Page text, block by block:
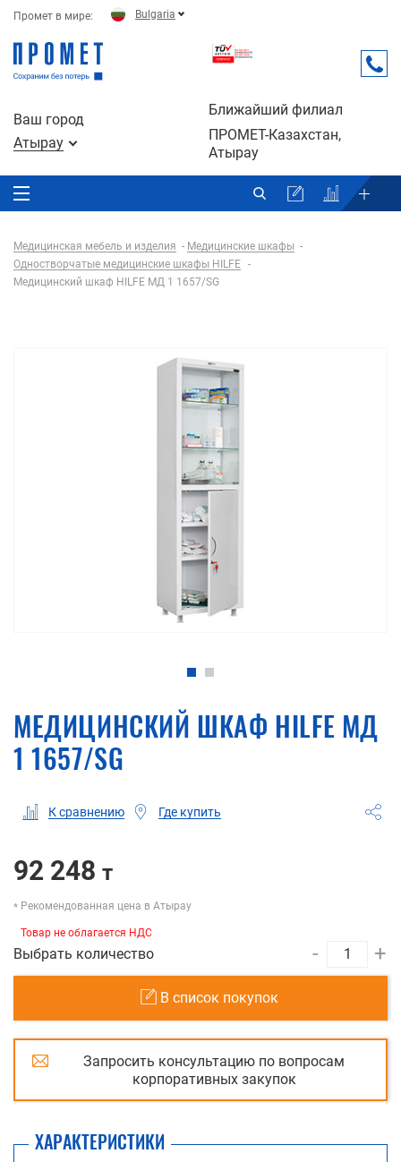
Промет в мире: Bulgaria
Ваш город
Атырау
Ближайший филиал
ПРОМЕТ-Казахстан,
Атырау
Медицинская мебель и изделия
Медицинские шкафы
Одностворчатые медицинские шкафы HILFE
Медицинский шкаф HILFE МД 1 1657/SG
МЕДИЦИНСКИЙ ШКАФ HILFE МД
1 1657/SG
К сравнению Где купить
92 248 т
Рекомендованная цена в Атырау
Товар не облагается НДС
Выбрать количество - +
В список покупок
Запросить консультацию по вопросам
корпоративных закупок
ХАРАКТЕРИСТИКИ